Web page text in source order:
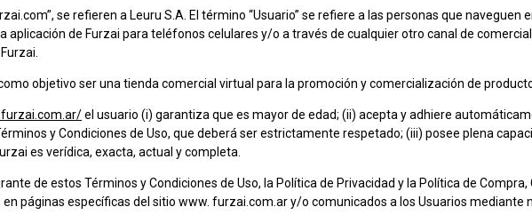
se refieren a Leuru S.A. El término “Usuario” se refiere a las personas que naveguen
aplicación de Furzai para teléfonos celulares y/o a través de cualquier otro canal de
objetivo ser una tienda comercial virtual para la promoción y comercialización de
el usuario (i) garantiza que es mayor de edad; (ii) acepta y adhiere
y Condiciones de Uso, que deberá ser estrictamente respetado; (iii) posee plena
es verídica, exacta, actual y completa.
de estos Términos y Condiciones de Uso, la Política de Privacidad y la Política de
páginas específicas del sitio www. furzai.com.ar y/o comunicados a los Usuarios mediante
5. tapado
7. enterito
8. cardigan
9. chaleco
10. denim